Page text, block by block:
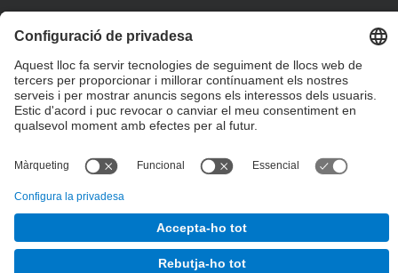
A/erecursosiserveis.utgct@upc.edu
Directori UPC
© UPC
Desenvolupat amb